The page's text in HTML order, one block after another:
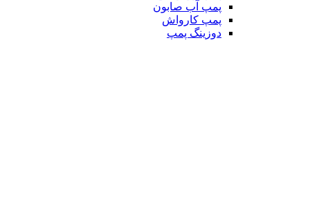
پمپ آب صابون
پمپ کارواش
دوزینگ پمپ